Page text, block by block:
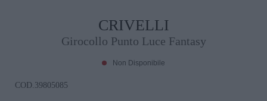
CRIVELLI
Girocollo Punto Luce Fantasy
Non Disponibile
COD. 39805085